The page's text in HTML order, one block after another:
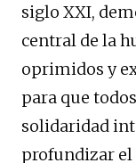
siglo XXI,
central de la
oprimidos y
para que
solidaridad
profundizar